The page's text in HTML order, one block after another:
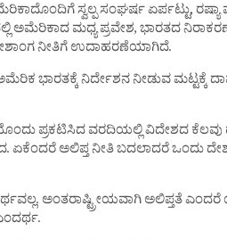
ಸ್ವಲ್ಪ ಸಂಘರ್ಷ ಏರ್ಪಟ್ಟು,
ಮಧ್ಯ ಪ್ರವೇಶ, ಭಾರತದ
ನೀತಿಗೆ ಉದಾಹರಣೆಯಾಗಿದೆ.
ಭಾರತಕ್ಕೆ ನಿರ್ದೇಶನ ನೀಡುವ ಮಟ್ಟಕ್ಕೆ
ಪ್ರಕಟಿಸಿದ ವರದಿಯಲ್ಲಿ ವಿದೇಶದ ಕೆಲವು
ಏಕೆಂದರೆ ಅಲಿಪ್ತ ನೀತಿ ಬದಲಾದರೆ ಒಂದು
ಅಂತರಾಷ್ಟ್ರೀಯವಾಗಿ ಅಲಿಪ್ತತೆ